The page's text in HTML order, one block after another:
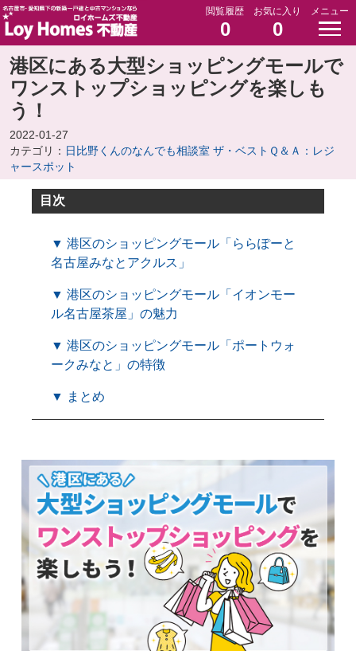
閲覧履歴
0
お気に入り
0
メニュー
港区にある大型ショッピングモールで
ワンストップショッピングを楽しも
う！
2022-01-27
カテゴリ： 日比野くんのなんでも相談室 ザ・ベストＱ＆Ａ：レジ
ャースポット
目次
▼ 港区のショッピングモール「ららぽーと
名古屋みなとアクルス」
▼ 港区のショッピングモール「イオンモー
ル名古屋茶屋」の魅力
▼ 港区のショッピングモール「ポートウォ
ークみなと」の特徴
▼ まとめ